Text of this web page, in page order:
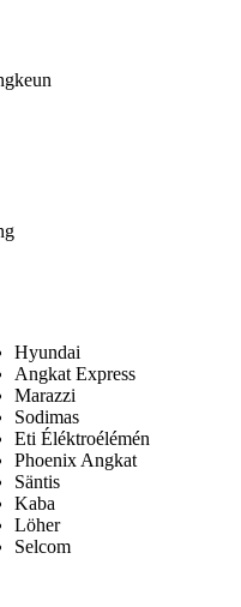
Hyundai
Angkat Express
Marazzi
Sodimas
Eti Éléktroélémén
Phoenix Angkat
Säntis
Kaba
Löher
Selcom